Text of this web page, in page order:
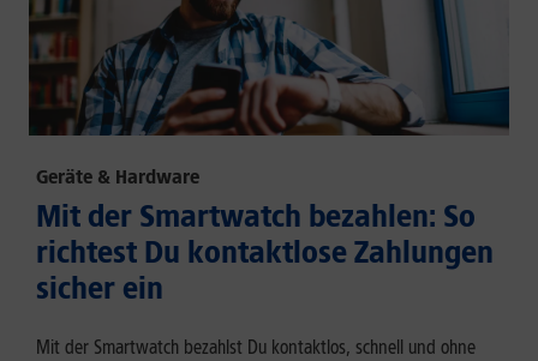
Geräte & Hardware
Mit der Smartwatch bezahlen: So
richtest Du kontaktlose Zahlungen
sicher ein
Mit der Smartwatch bezahlst Du kontaktlos, schnell und ohne